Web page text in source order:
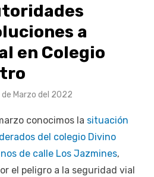
a
en Colegio
Marzo del 2022
conocimos la situación
del colegio Divino
de calle Los Jazmines,
el peligro a la seguridad vial